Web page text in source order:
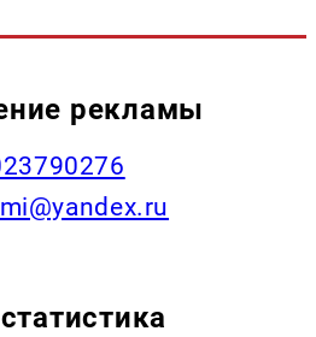
рекламы